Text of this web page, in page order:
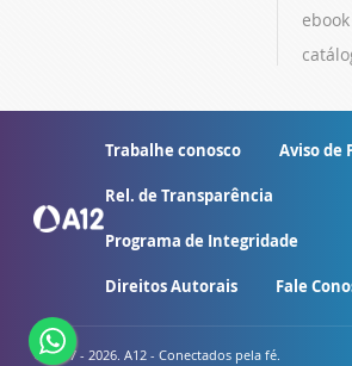
ebook
Trabalhe conosco Aviso de
Rel. de Transparência
Programa de Integridade
Direitos Autorais Fale
© 2007 - 2026. A12 - Conectados pela fé.